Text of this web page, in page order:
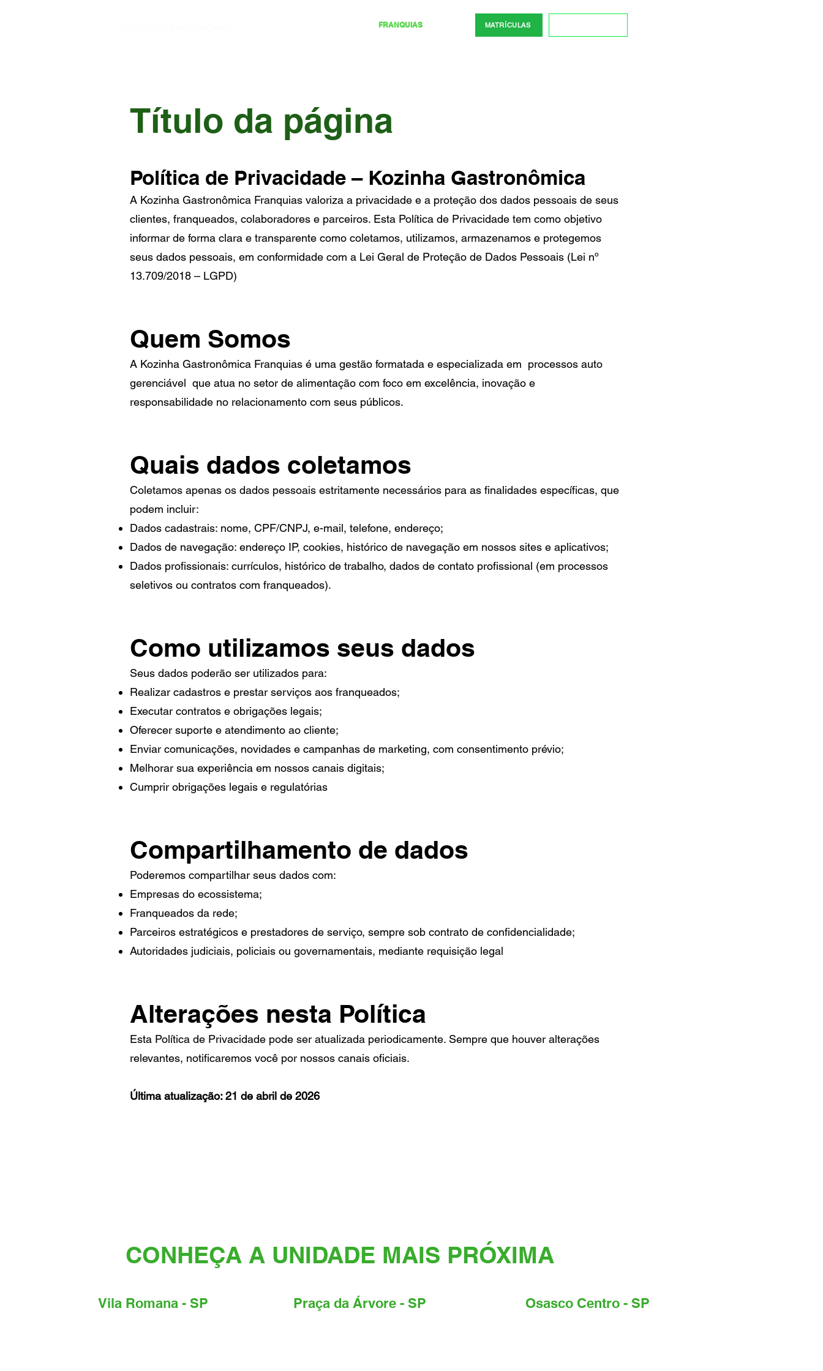
MATRÍCULAS
FRANQUIAS MATRÍCULAS
Título da página
Política de Privacidade – Kozinha Gastronômica
A Kozinha Gastronômica Franquias valoriza a privacidade e a proteção dos dados pessoais de seus
clientes, franqueados, colaboradores e parceiros. Esta Política de Privacidade tem como objetivo
informar de forma clara e transparente como coletamos, utilizamos, armazenamos e protegemos
seus dados pessoais, em conformidade com a Lei Geral de Proteção de Dados Pessoais (Lei nº
13.709/2018 – LGPD)
Quem Somos
A Kozinha Gastronômica Franquias é uma gestão formatada e especializada em processos auto
gerenciável que atua no setor de alimentação com foco em excelência, inovação e
responsabilidade no relacionamento com seus públicos.
Quais dados coletamos
Coletamos apenas os dados pessoais estritamente necessários para as finalidades específicas, que
podem incluir:
Dados cadastrais: nome, CPF/CNPJ, e-mail, telefone, endereço;
Dados de navegação: endereço IP, cookies, histórico de navegação em nossos sites e aplicativos;
Dados profissionais: currículos, histórico de trabalho, dados de contato profissional (em processos
seletivos ou contratos com franqueados).
Como utilizamos seus dados
Seus dados poderão ser utilizados para:
Realizar cadastros e prestar serviços aos franqueados;
Executar contratos e obrigações legais;
Oferecer suporte e atendimento ao cliente;
Enviar comunicações, novidades e campanhas de marketing, com consentimento prévio;
Melhorar sua experiência em nossos canais digitais;
Cumprir obrigações legais e regulatórias
Compartilhamento de dados
Poderemos compartilhar seus dados com:
Empresas do ecossistema;
Franqueados da rede;
Parceiros estratégicos e prestadores de serviço, sempre sob contrato de confidencialidade;
Autoridades judiciais, policiais ou governamentais, mediante requisição legal
Alterações nesta Política
Esta Política de Privacidade pode ser atualizada periodicamente. Sempre que houver alterações
relevantes, notificaremos você por nossos canais oficiais.
Última atualização: 21 de abril de 2026
CONHEÇA A UNIDADE MAIS PRÓXIMA
Vila Romana - SP Praça da Árvore - SP Osasco Centro - SP